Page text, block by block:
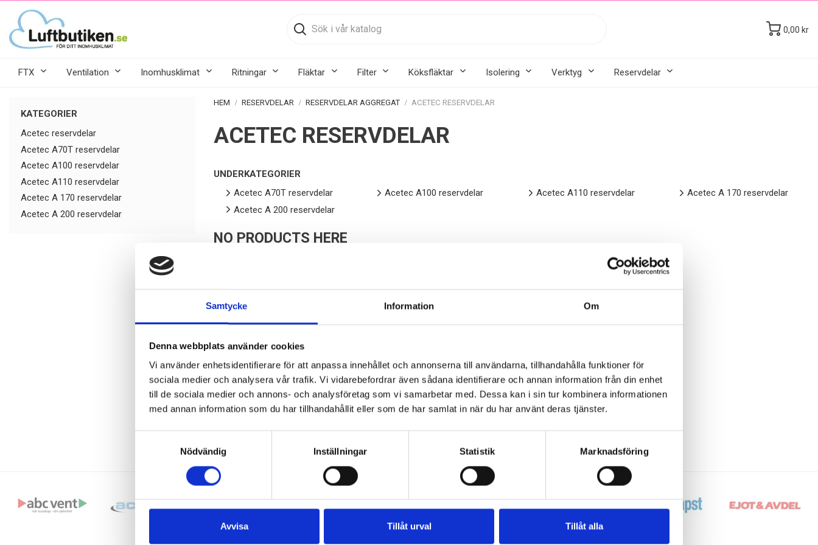
Samtycke Information Om
Denna webbplats använder cookies
Vi använder enhetsidentifierare för att anpassa innehållet och annonserna till användarna, tillhandahålla funktioner för
sociala medier och analysera vår trafik. Vi vidarebefordrar även sådana identifierare och annan information från din enhet
till de sociala medier och annons- och analysföretag som vi samarbetar med. Dessa kan i sin tur kombinera informationen
med annan information som du har tillhandahållit eller som de har samlat in när du har använt deras tjänster.
Nödvändig
Inställningar Statistik Marknadsföring
Avvisa Tillåt urval Tillåt alla
0,00 kr
FTX Ventilation Inomhusklimat Ritningar Fläktar Filter Köksfläktar Isolering Verktyg Reservdelar
KATEGORIER
Acetec reservdelar
Acetec A70T reservdelar
Acetec A100 reservdelar
Acetec A110 reservdelar
Acetec A 170 reservdelar
Acetec A 200 reservdelar
HEM RESERVDELAR RESERVDELAR AGGREGAT ACETEC RESERVDELAR
ACETEC RESERVDELAR
UNDERKATEGORIER
Acetec A70T reservdelar
Acetec A100 reservdelar Acetec A110 reservdelar
Acetec A 170 reservdelar
Acetec A 200 reservdelar
NO PRODUCTS HERE
Filter till Acetec ftx aggregat.